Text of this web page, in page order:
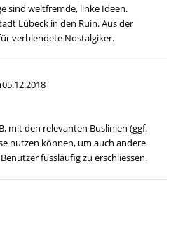
sind weltfremde, linke Ideen.
Lübeck in den Ruin. Aus der
verblendete Nostalgiker.
05.12.2018
mit den relevanten Buslinien (ggf.
nutzen können, um auch andere
fussläufig zu erschliessen.